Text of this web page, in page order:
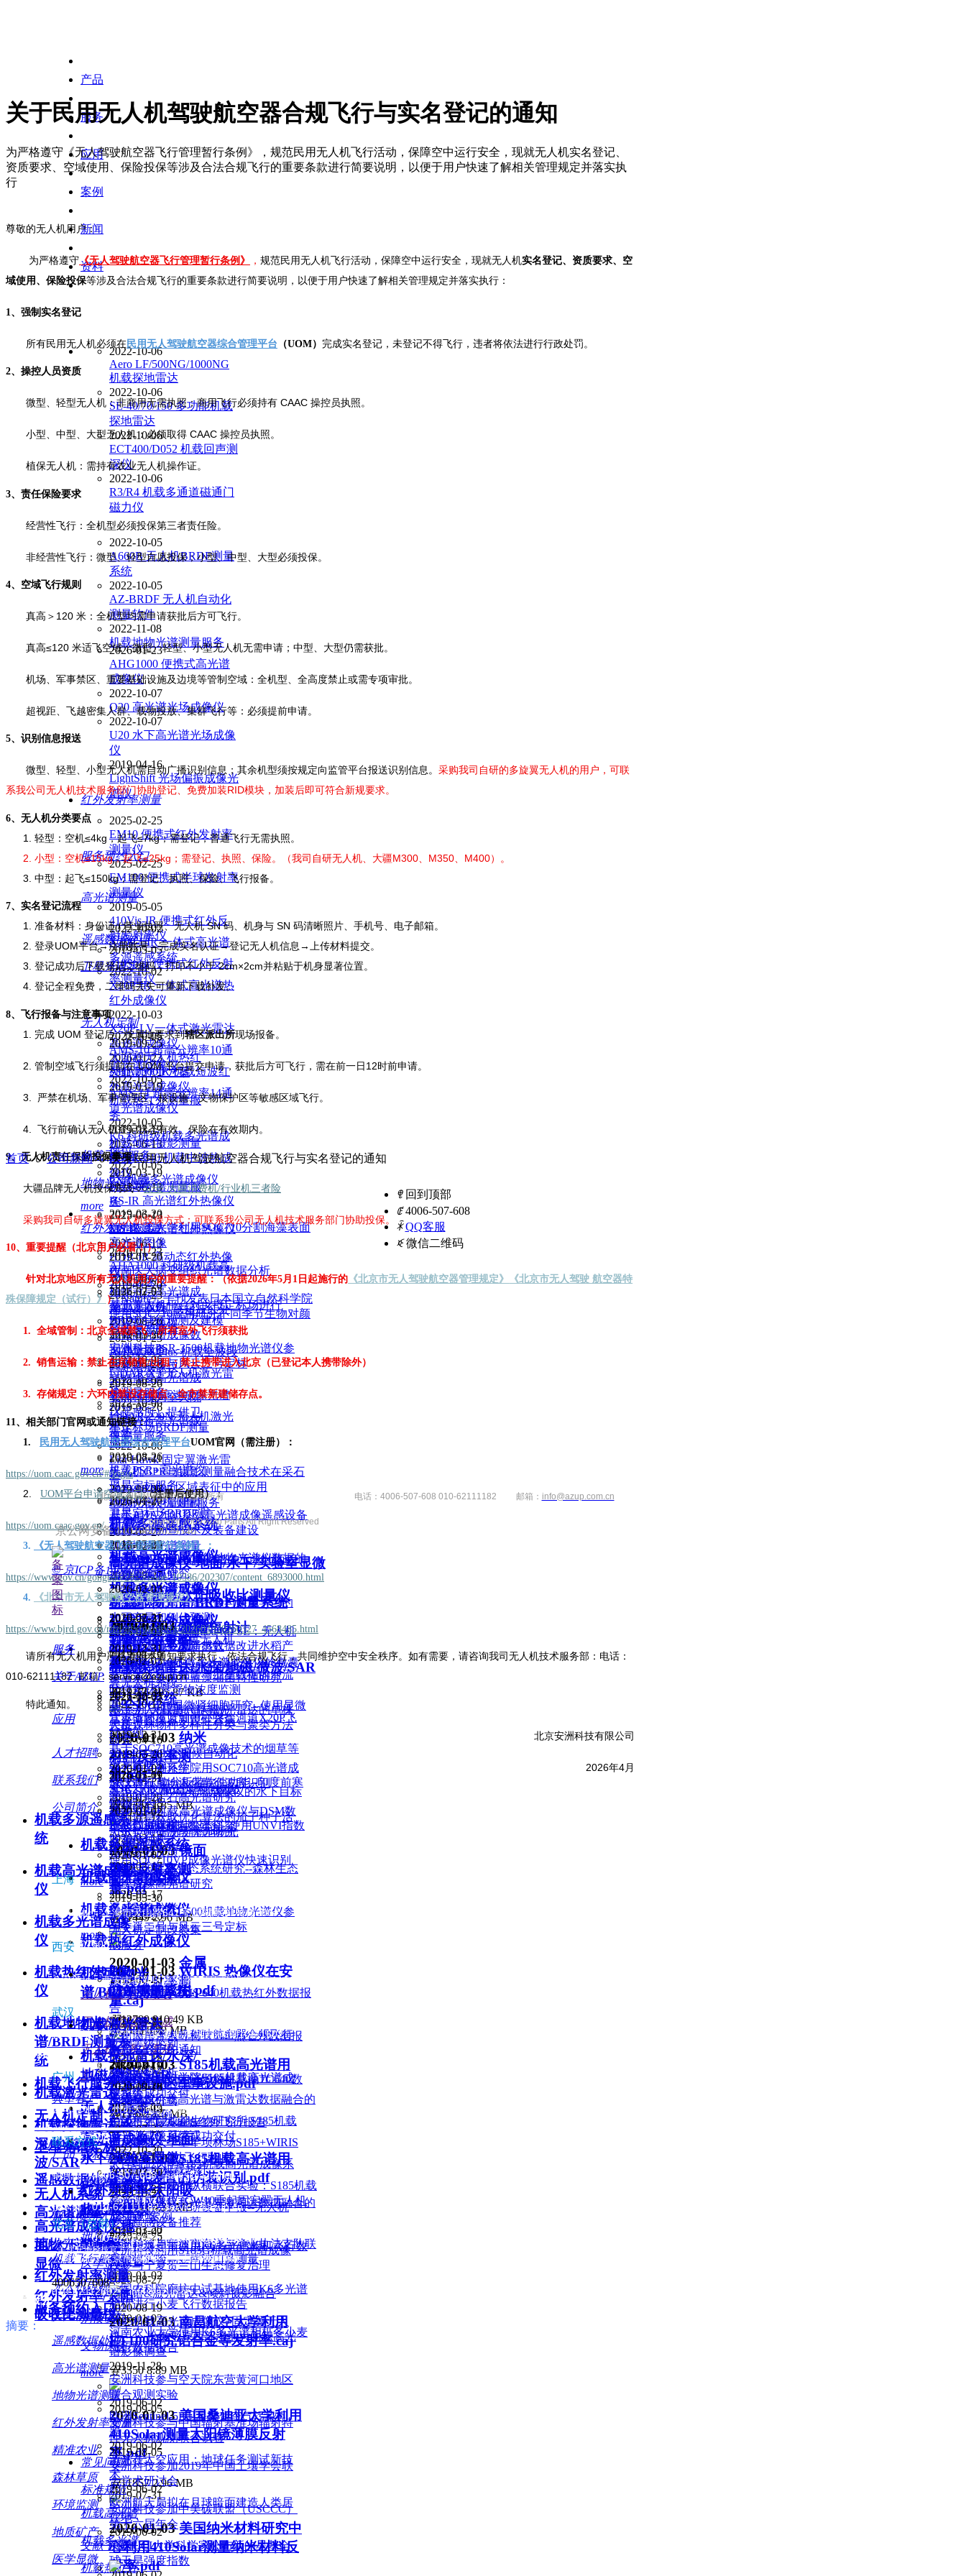
产品
服务
应用
案例
新闻
资料
2022-10-06
Aero LF/500NG/1000NG
机载探地雷达
2022-10-06
SE-40/70/150 多功能机载
探地雷达
2022-10-06
ECT400/D052 机载回声测
深仪
2022-10-06
R3/R4 机载多通道磁通门
磁力仪
2022-10-05
A660B 无人机BRDF测量
系统
2022-10-05
AZ-BRDF 无人机自动化
测量软件
2022-11-08
机载地物光谱测量服务
2026-01-23
AHG1000 便携式高光谱
成像仪
2022-10-07
Q20 高光谱光场成像仪
2022-10-07
U20 水下高光谱光场成像
仪
2019-04-16
LightShift 光场偏振成像光
谱仪
2025-02-25
EM10 便携式红外发射率
测量仪
2025-02-25
EM100 便携式半球发射率
测量仪
2019-05-05
410Vis-IR 便携式红外反
射发射率仪
2019-05-05
410Solar 便携式红外反射
率测量仪
2022-10-02
X20P-LIR 一体式高光谱
多源遥感系统
2022-10-02
X20P-IR 一体式高光谱热
红外成像仪
2022-10-03
X20P-LV一体式激光雷达
高光谱成像仪
2026-01-23
AHA2500IR 机载短波红
外高光谱成像仪
2022-10-05
AMS-10 超高分辨率10通
道光谱成像仪
2022-10-05
AMS-14 超高分辨率14通
道光谱成像仪
2022-10-05
K6 科研级机载多光谱成
像仪
2022-10-05
6X 机载多光谱成像仪
2025-06-13
AMIR-640 机载中波热成
像仪
2025-06-13
HS-IR 高光谱红外热像仪
2025-06-13
MS-IR 多光谱红外热像仪
2025-06-13
HDR-IR 高动态红外热像
仪
2026-01-23
AHA1000 科研级机载高
光谱成像仪
2026-01-23
AHA2500 机载短波红外
高光谱成像仪
2026-01-23
AHA2500Plus 机载全波段
高光谱成像仪
2022-10-05
V185 机载高速成像光谱
仪
2022-10-06
LiDAR X3 无人机激光雷
达
2022-10-06
LiDAR 220N 无人机激光
雷达
2022-10-06
Liar Hawk 固定翼激光雷
达
2022-10-06
LiDar 无人机测量服务
more
机载多源遥感系统
机载高光谱成像仪
机载多光谱成像仪
机载热红外成像仪
高光谱成像仪-地面/水下/实验室显微
红外发射率/太阳吸收比测量仪
地物光谱仪/光谱辐射计
机载地物光谱/BRDF测量系统
机载激光雷达
机载探地雷达/水深/地磁/微波/SAR
无人机系统
2020-06-18
M300 RTK 多旋翼无人机
2019-04-16
AZCW系列垂直起降固定
翼无人机系统
2022-10-07
A6系列 大载重六旋翼无
人机
2019-04-16
AM-IoT100 全天候自动化
无人机监测系统
2024-03-11
ASR2500 高分辨率地物光
谱仪
2024-03-11
ASR1700 高分辨率地物光
谱仪
红外发射率测量
服务预约入口
高光谱测量
遥感数据处理
卫星光谱定标
无人机定制
2019-09-25
大面积无人机热红
外航测作业方案
2019-03-19
机载热红外测量服
务
2019-03-19
机载倾斜摄影测量
服务
2019-03-19
机载高光谱测量服
务
机载飞行服务
地物光谱测量
more
红外发射率测量
2019-08-26
植物冠层高光谱成
像测量服务
2019-08-26
显微高光谱成像数
据测量服务
2019-08-26
文物修复高光谱成
像测量服务
2019-08-26
品质分析高光谱成
像测量服务
2019-08-26
安洲科技为空天院
（遥感所）提供卫
星定标场BRDF测量
服务
2019-08-26
机载PSR+高光谱仪
卫星定标服务
2019-08-26
卫星定标场BRDF测
量服务
2019-08-27
地物光谱定量建模
与分析
2019-08-27
机载地物光谱测量
与分析
2019-08-27
矿物地物光谱测量
与分析
2019-08-27
植被地物光谱测量
与分析
2020-01-03 涂层
材料反射率测
量.pdf
끂11176 305.87 KB
2020-01-03 纳米
材料反射率测
量.pdf
끂12254 1.85 MB
2020-01-03 镜面
薄膜反射率测
量.pdf
끂11449 2.96 MB
2020-01-03 金属
材料反射率测
量.caj
끂3338 8.89 MB
2020-03-17
遥感数据拼接
2020-03-17
植被参数反演
2020-03-17
水体参数反演
2020-03-17
遥感影像分类
2019-08-26
无人机定制改装集
成服务
无人机定制与改装
无人机载设备集成
无人机任务方案规
划
2022-10-12
X20P 机载高光谱光
场成像仪
2019-07-22
425shark 机载高光
谱成像仪
2019-04-15
Pro 高性能机载热红
外成像仪
2019-03-20
德州农工大学利用SOC710分割海藻表面
高光谱图像
2019-03-20
西南医大病变组织光谱数据分析
2019-03-20
《Nature》子刊发表日本国立自然科学院
使用SOC710应用研究不同季节生物对颜
色的感知能力
2026-02-03
基于无人机平台对戈壁定标场进行
BRDF 特征观测及建模
2019-03-20
安洲科技PSR-3500机载地物光谱仪参
与委遥二号与风云三号定标
2026-07-21
无人机GPR与摄影测量融合技术在采石
场 excavation 区域表征中的应用
2026-01-27
基于AHA2500系列高光谱成像遥感设备
助力先进勘查技术及装备建设
2019-03-20
基于PSR-3500高性能地物光谱仪数据的
土壤重金属研究
2026-02-03
基于X20P无人机高光谱的玉米叶面积
指数反演研究
2026-02-03
基于无人机高光谱图像与深度学习的
大豆产量和倒伏预测
2026-02-03
利用无人机多源遥感数据改进水稻产
量预测
2026-07-31
精度 98.27%！Mamba-MPSE：无人机
高光谱湿地分类新范式
2026-02-03
基于无人机高光谱与卫星数据的河流
叶绿素a和悬浮物浓度监测
2022-10-12
江苏省环境监测中心兴盐河道X20P飞
行案例
2026-02-03
基于无人机高光谱与激光雷达的单株
尺度森林物种多样性分类与聚类方法
研究
2019-03-20
河北师范资环学院用SOC710高光谱成
像仪进行草地退化特征波段识别
2019-03-20
基于S185机载高光谱成像仪与DSM数
据的红树林树种分类研究
2026-07-09
SOC710文献公众号 - 0703
2026-06-18
基于信息获取优化算法的茄子种子活
力分类特征波段优选研究
2019-03-20
使用SOC710VP成像光谱仪快速识别
苹果损伤区域
more
2020-01-03 WIRIS 热像仪在安
防领域的应用.pdf
끂12780 810.49 KB
2020-01-03 S185机载高光谱用
于监测雷区军事设施.pdf
끂11592 1.5 MB
2020-01-03 S185机载高光谱用
于爆炸装置的伪装识别.pdf
끂12044 4.33 MB
2020-03-18
文物等级鉴别
2020-03-18
文物涂料分析
2020-03-18
文物材料分类
精准农业
森林草原
遥感科学
环境监测
地质矿产
医学显微
生物食药
刑侦安防
文物保护
2019-12-31
基于SOC710显微高光谱成像仪的微囊
藻与束丝藻两种蓝藻细菌特性研究
2019-12-31
基于SOC710显微肾细胞研究--使用显微
高光谱图像鉴别膜性肾病
2019-12-31
基于SOC710高光谱成像技术的烟草等
级划分研究
2019-12-31
基于 SOC710高光谱成像仪的水下目标
探测研究
2020-01-02
SR3500矿物分析带软件功能--印度前寒
武纪时期岩石高光谱研究
2020-01-02
PSR3500植被指数研究--使用UNVI指数
监测植被状态
2020-01-02
PSR3500森林生态系统研究--森林生态
系统成像高光谱研究
2019-05-30
安洲科技PSR-3500机载地物光谱仪参
与委遥二号与风云三号定标
more
2019-03-20
内蒙古赤峰WIRIS 640机载热红外数据报
告
2019-03-20
广州海岸带银叶树TC640热红外数据报
告
2019-03-19
中国林科院河南济源核桃基地TC640数
据报告
2019-03-19
长沙市郊FZ640热红外飞行报告
2022-10-28
X20P-LV机载高光谱与激雷达数据融合的
4个典型案例
2019-07-22
北京师范大学塞罕坝林场S185+WIRIS
Pro+CW10成功飞行验收
2019-03-20
安洲科技与成都纵横联合实验：S185机载
高光谱成像仪+CW10垂起固定翼无人机
成功首飞
2019-03-20
安洲科技与宁波市海洋与渔业执法支队联
合验收实验——南沙山岛测量
2022-10-28
X20P-LV机载高光谱与激雷达数据融合的
4个典型案例
2020-01-02
大面积海岸带使用K6多光谱相机飞行数
据报告
2020-01-02
中国农科院廊坊中试基地使用K6多光谱
相机进行小麦飞行数据报告
2020-01-02
河南农业大学使用K6多光谱相机冬小麦
飞行数据报告
2020-01-03 南昌航空大学利用
ET100研究铝合金等发射率.caj
끂3350 8.89 MB
2020-01-03 美国桑迪亚大学利用
410Solar测量太阳镜薄膜反射
率.pdf
끂11857 2.96 MB
2020-01-03 美国纳米材料研究中
心利用410Solar测量纳米材料反
射率.pdf
机载高光谱
机载多光谱
机载热红外
2026-04-24
关于民用无人机驾驶航空器合规飞行
与实名登记的通知
2022-11-21
徐州市农业科学院S185机载高光谱成
像系统成功交付
2022-11-02
中国科学院成都生物研究所 S185机载
高光谱成像系统成功交付
2022-10-30
大连理工大学S185机载高光谱成像系
统成功交付
2022-10-21
助力贴息贷款科研设备申报--无人机
多源遥感设备推荐
2020-09-25
安洲科技利用S185G机载高光谱成像
仪参与宁夏贺兰山生态修复治理
2020-08-27
高光谱&激光雷达&倾斜摄影融合
2020-08-19
S185机载高光谱成像仪+固定翼无人
机—— 松嫩平原西部湿地大面积高光
谱影像调查
2019-11-28
安洲科技参与空天院东营黄河口地区
联合观测实验
2019-09-05
安洲科技参与中国辐射基准场辐射特
性无人机观测联合试验
2019-08-05
安洲科技参加2019年中国土壤学会联
合学术研讨会
2019-07-31
安洲科技参加中美碳联盟（USCCC）
第十六届年会
more
2019-06-02
欧洲Sentinel-5P卫星聚焦空气污染问
题
2019-06-02
激光在太空应用：地球任务测试新技
术
2019-06-02
欧洲航天局拟在月球暗面建造人类居
住地
2019-06-02
美国UCI大学科学家公布新的星基全
球干旱强度指数
常见问题
标准规范
文献下载
关于民用无人机驾驶航空器合规飞行与实名登记的通知
为严格遵守《无人驾驶航空器飞行管理暂行条例》，规范民用无人机飞行活动，保障空中运行安全，现就无人机实名登记、
资质要求、空域使用、保险投保等涉及合法合规飞行的重要条款进行简要说明，以便于用户快速了解相关管理规定并落实执
行
尊敬的无人机用户：
为严格遵守 《无人驾驶航空器飞行管理暂行条例 》 ， 规范民用无人机飞行活动，保障空中运行安全，现就无人机实名登记、资质要求、空
域使用、保险投保等涉及合法合规飞行的重要条款进行简要说明，以便于用户快速了解相关管理规定并落实执行：
1、 强制实名登记
所有民用无人机必须在民用无人驾驶航空器综合管理平台 （UOM） 完成实名登记，未登记不得飞行，违者将依法进行行政处罚。
2、 操控人员资质
微型、轻型无人机：非商用无需执照；商用飞行必须持有 CAAC 操控员执照。
小型、中型、大型无人机：必须取得 CAAC 操控员执照。
植保无人机：需持有农业无人机操作证。
3、 责任保险要求
经营性飞行：全机型必须投保第三者责任险。
非经营性飞行：微型、轻型自愿投保；小型、中型、大型必须投保。
4、 空域飞行规则
真高＞120 米：全机型均需申请获批后方可飞行。
真高≤120 米适飞空域：微型、轻型、小型无人机无需申请；中型、大型仍需获批。
机场、军事禁区、重要基础设施及边境等管制空域：全机型、全高度禁止或需专项审批。
超视距、飞越密集人群、载物投放、集群飞行等：必须提前申请。
5、 识别信息报送
微型、轻型、小型无人机需自动广播识别信息；其余机型须按规定向监管平台报送识别信息。 采购我司自研的多旋翼无人机的用户， 可联
系我公司无人机技术服务部门协助登记、免费加装RID模块，加装后即可符合新规要求。
6、 无人机分类要点
1. 轻型：空机≤4kg，起飞≤7kg；需登记，普通飞行无需执照。
2. 小型：空机≤15kg，起飞≤25kg；需登记、执照、保险。 （我司自研无人机、大疆M300 M350 M400）
。
3. 中型：起飞≤150kg；需登记、执照、保险、飞行报备。
7、 实名登记流程
1. 准备材料：身份证 / 营业执照、无人机 SN 码、机身与 SN 码清晰照片、手机号、电子邮箱。
2. 登录UOM平台→注册账号→完成实名认证→登记无人机信息→上传材料提交。
3. 登记成功后下载登记二维码，打印不小于 2cm×2cm并粘贴于机身显著位置。
4. 登记全程免费，二维码丢失可重新下载补发。
8、 飞行报备与注意事项
1. 完成 UOM 登记后，按属地要求到辖区派出所现场报备。
2. 管制空域飞行须提前在 UOM 平台提交申请，获批后方可飞行，需在前一日12时前申请。
3. 严禁在机场、军事管理区、核设施、文物保护区等敏感区域飞行。
4. 飞行前确认无人机登记状态有效、保险在有效期内。
9、无人机责任保险投保事项
大疆品牌无人机投保方式：众安·大疆消费机/行业机三者险
采购我司自研多旋翼无人机投保方式：可联系我公司无人机技术服务部门协助投保。
10、 重要提醒 （北京用户必看！）
针对北京地区所有无人机用户的重要提醒：（依据2026年5月 1 日起施行的 《北京市无人驾驶航空器管理规定》
《北京市无人驾驶 航空器特
殊保障规定（试行）》 ）
1. 全域管制：北京全域禁飞，所有室外飞行须获批
2. 销售运输：禁止在京销售/出租；禁止携带进入北京（已登记本人携带除外）
3. 存储规定：六环内禁设存储点，全市禁新建储存点。
1 1 、 相关部门官网或通知链接：
1.
民用无人驾驶航空器综合管理平台UOM官网 （需注册） ：
https://uom.caac.gov.cn/#/login
2. UOM平台申请空域入口（注册后使用）：
https://uom.caac.gov.cn/
3.
《无人驾驶航空器飞行管理暂行条例》 ：
https://www.gov.cn/gongbao/2023/issue_10586/202307/content_6893000.html
4.
《北京市无人驾驶航空器管理规定》：
https://www.bjrd.gov.cn/rdzl/dfxfgk/dfxfg/202603/t20260327_4568485.html
请所有无人机用户严格遵照本通知要求执行，依法合规飞行，共同维护空中安全秩序。如有需要，请咨询我司无人机技术服务部：电话：
010-62111182 邮箱：service@azup.cn
特此通知。
北京安洲科技有限公司
2026年4月
机载多源遥感系
统
机载高光谱成像
仪
机载多光谱成像
仪
机载热红外成像
仪
机载地物光
谱/BRDF测量系
统
机载激光雷达
机载探地雷达/水
深/地磁/微
波/SAR
无人机系统
高光谱成像仪-地
面/水下/实验室
显微
红外发射率/太阳
吸收比测量仪
产品列表
机载飞行服务
无人机定制
卫星光谱定标
遥感数据处理
高光谱测量
地物光谱测量
红外发射率测量
服务预约入口
测量服务
摘要：
首页 ꄲ 公司新闻 ꄲ 关于民用无人机驾驶航空器合规飞行与实名登记的通知
ꁸ 回到顶部
ꂅ 4006-507-608
ꁗ QQ客服
ꀥ 微信二维码
北京安洲科技有限公司 版权所有 电话：4006-507-608 010-62111182 邮箱： info@azup.com.cn
Copyright 2009 Auto Parts All Right Reserved
京公网安备 11010802029346号
© 京ICP备14030654号
服务
关于AZUP
应用
人才招聘
联系我们
公司简介
机载多源遥感系统
机载高光谱成像仪
机载多光谱成像仪
机载热红外成像仪
机载地物光
谱/BRDF测量系统
机载激光雷达
机载探地雷达/水深/
地磁/微波/SAR
无人机系统
高光谱成像仪-地面/
水下/实验室显微
红外发射率/太阳吸
收比测量仪
典型客户
国际伙伴
产品
服务预约入口
关注安洲科技官方微信公众号
机载飞行服务
无人机定制
卫星光谱定标
遥感数据处理
高光谱测量
地物光谱测量
红外发射率测量
精准农业
森林草原
环境监测
地质矿产
医学显微
上海
公司地址：上海市天山路641号上海慧谷1号楼300#
4006507608
西安
公司地址：西安市高新区唐延路37号国际公寓C座1106
4006507608
武汉
公司地址：武汉市武昌区复地东湖国际6期10栋1602
4006507608
广州
公司地址：广州市天河区元岗横路31号慧通广场B1-1422
4006507608
联系方式
销售部：4006-507-608 sales@azup.cn
技术部：010-62111182 service@azup.cn
市场部：010-62112652 marketing@azup.cn
北京（总部）
公司地址：北京市海淀区中关村软件园东区
010-62112602 info@azup.cn
4006507608